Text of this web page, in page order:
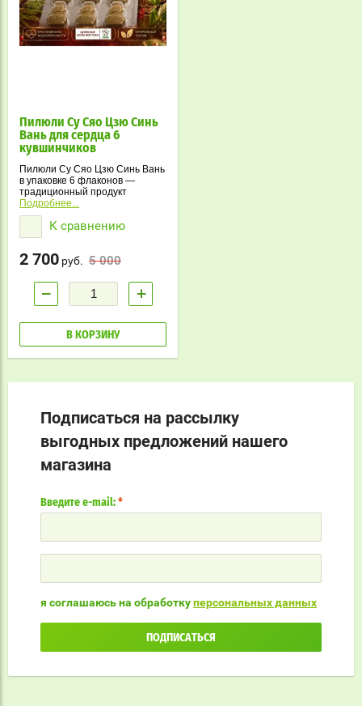
Пилюли Су Сяо Цзю Синь
Вань для сердца 6
кувшинчиков
Пилюли Су Сяо Цзю Синь Вань
в упаковке 6 флаконов —
традиционный продукт
китайской медицины для
поддержки сердца и сосудов.
Удобный формат для
длительного курса с
проверенной рецептурой.
Подробнее...
К сравнению
5 000
2 700 руб.
− +
В КОРЗИНУ
Подписаться на рассылку
выгодных предложений нашего
магазина
Введите e-mail: *
я соглашаюсь на обработкуперсональных данных
ПОДПИСАТЬСЯ